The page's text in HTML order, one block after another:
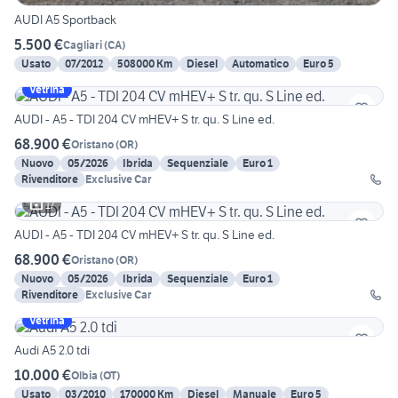
AUDI A5 Sportback
5.500 €Cagliari(CA)
Usato
07/2012 508000 Km Diesel Automatico
Euro 5
Vetrina
AUDI - A5 - TDI 204 CV mHEV+ S tr. qu. S Line ed.
68.900 €Oristano(OR)
Nuovo
05/2026 Ibrida Sequenziale
Euro 1
Rivenditore Exclusive Car
17
AUDI - A5 - TDI 204 CV mHEV+ S tr. qu. S Line ed.
68.900 €Oristano(OR)
Nuovo
05/2026 Ibrida Sequenziale
Euro 1
Rivenditore Exclusive Car
Vetrina
Audi A5 2.0 tdi
10.000 €Olbia (OT)
Usato
03/2010 170000 Km Diesel Manuale Euro 5